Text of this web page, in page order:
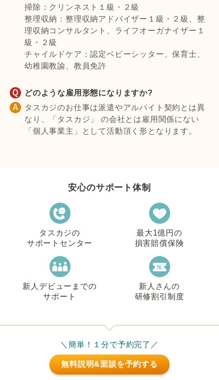
掃除：クリンネスト１級・２級
整理収納：整理収納アドバイザー１級・２級、整
理収納コンサルタント、ライフオーガナイザー１
級・２級
チャイルドケア：認定ベビーシッター、保育士、
幼稚園教諭、教員免許
どのような雇用形態になりますか?
タスカジのお仕事は派遣やアルバイト契約とは異
なり、「タスカジ」 の会社とは雇用関係にない
「個人事業主」として活動頂く形となります。
安心のサポート体制
タスカジの
サポートセンター
最大1億円の
損害賠償保険
新人デビューまでの
サポート
新人さんの
研修割引制度
＼簡単！１分で予約完了／
無料説明&面談を予約する